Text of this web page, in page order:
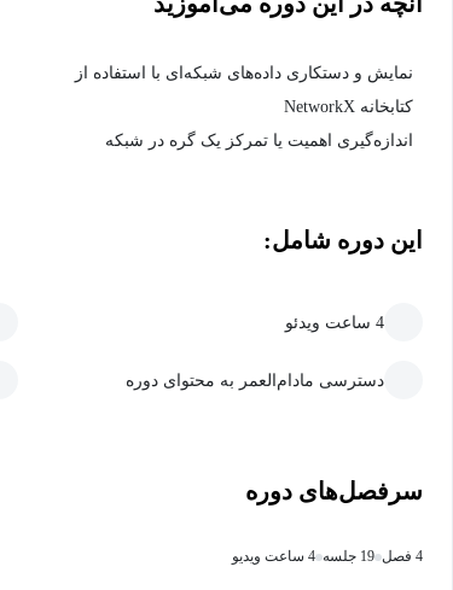
نمایش و دستکاری داده‌های شبکه‌ای با استفاده از
کتابخانه NetworkX
اندازه‌گیری اهمیت یا تمرکز یک گره در شبکه
این دوره شامل:
4 ساعت ویدئو
دسترسی مادام‌العمر به محتوای دوره
سرفصل‌های دوره
4 فصل 19 جلسه 4 ساعت ویدیو